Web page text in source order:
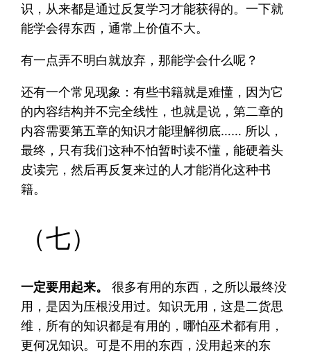
识，从来都是通过反复学习才能获得的。一下就
能学会得东西，通常上价值不大。
有一点弄不明白就放弃，那能学会什么呢？
还有一个常见现象：有些书籍就是难懂，因为它
的内容结构并不完全线性，也就是说，第二章的
内容需要第五章的知识才能理解彻底…… 所以，
最终，只有我们这种不怕暂时读不懂，能硬着头
皮读完，然后再反复来过的人才能消化这种书
籍。
（七）
一定要用起来。
很多有用的东西，之所以最终没
用，是因为压根没用过。知识无用，这是二货思
维，所有的知识都是有用的，哪怕巫术都有用，
更何况知识。可是不用的东西，没用起来的东